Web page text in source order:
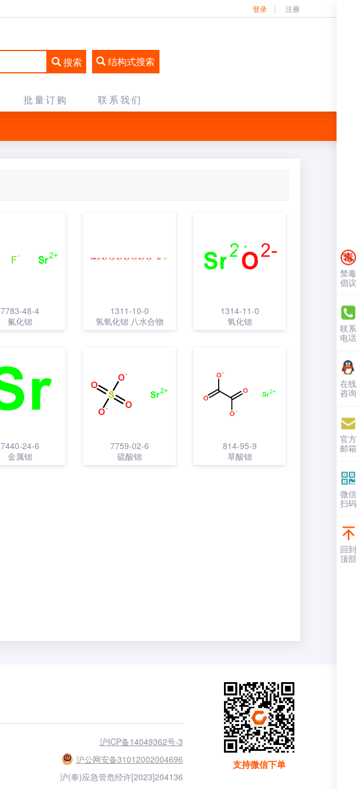
登录 注册
搜索 结构式搜索
批量订购 联系我们
7783-48-4
氟化锶
1311-10-0
氢氧化锶 八水合物
1314-11-0
氧化锶
7440-24-6
金属锶
7759-02-6
硫酸锶
814-95-9
草酸锶
沪ICP备14049362号-3
沪公网安备31012002004696
沪(奉)应急管危经许[2023]204136
支持微信下单
禁毒
倡议
联系
电话
在线
咨询
官方
邮箱
微信
扫码
回到
顶部